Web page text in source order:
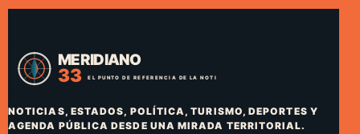
NOTICIAS, ESTADOS, POLÍTICA, TURISMO, DEPORTES Y
AGENDA PÚBLICA DESDE UNA MIRADA TERRITORIAL.